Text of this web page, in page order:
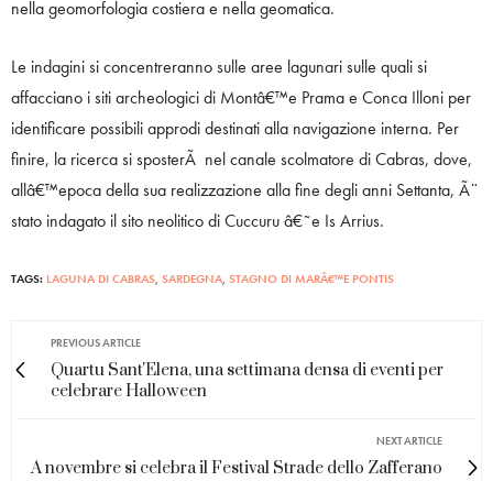
nella geomorfologia costiera e nella geomatica.
Le indagini si concentreranno sulle aree lagunari sulle quali si
affacciano i siti archeologici di Montâ€™e Prama e Conca Illoni per
identificare possibili approdi destinati alla navigazione interna. Per
finire, la ricerca si sposterÃ nel canale scolmatore di Cabras, dove,
allâ€™epoca della sua realizzazione alla fine degli anni Settanta, Ã¨
stato indagato il sito neolitico di Cuccuru â€˜e Is Arrius.
TAGS: LAGUNA DI CABRAS SARDEGNA STAGNO DI MARÂ€™E PONTIS
PREVIOUS ARTICLE
Quartu Sant'Elena, una settimana densa di eventi per
celebrare Halloween
NEXT ARTICLE
A novembre si celebra il Festival Strade dello Zafferano